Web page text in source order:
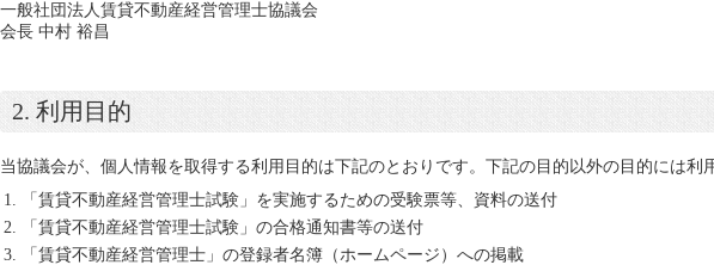
一般社団法人賃貸不動産経営管理士協議会
会長 中村 裕昌
2. 利用目的
当協議会が、個人情報を取得する利用目的は下記のとおりです。下記の目的以外の目的には利
「賃貸不動産経営管理士試験」を実施するための受験票等、資料の送付
「賃貸不動産経営管理士試験」の合格通知書​等の送付
「賃貸不動産経営管理士」の登録者名簿（ホームページ）への掲載